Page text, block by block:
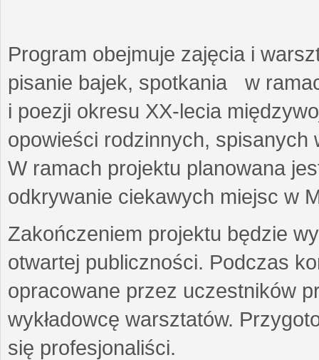
Program obejmuje zajęcia i
pisanie bajek, spotkania w
i poezji okresu XX-lecia
opowieści rodzinnych,
W ramach projektu planowana
odkrywanie ciekawych miejsc w
Zakończeniem projektu będzie
otwartej publiczności. Podczas
opracowane przez uczestników
wykładowcę warsztatów.
się profesjonaliści.